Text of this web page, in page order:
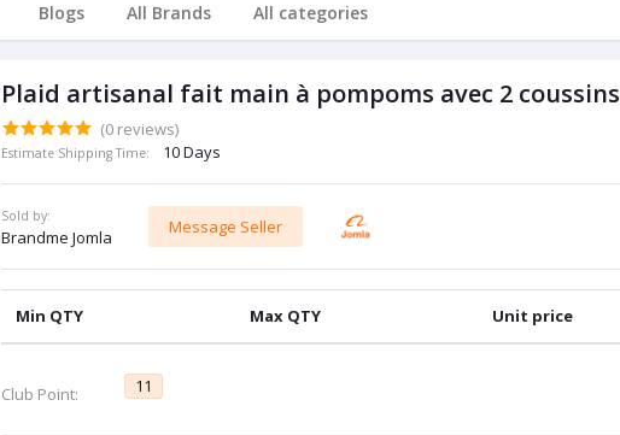
Blogs All Brands All categories
Plaid artisanal fait main à pompoms avec 2 coussins
(0 reviews)
Estimate Shipping Time: 10 Days
Sold by:
Brandme Jomla
Message Seller
Min QTY Max QTY Unit price
Club Point: 11